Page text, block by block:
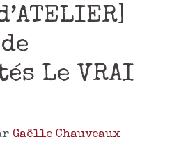
Le VRAI
Gaëlle Chauveaux